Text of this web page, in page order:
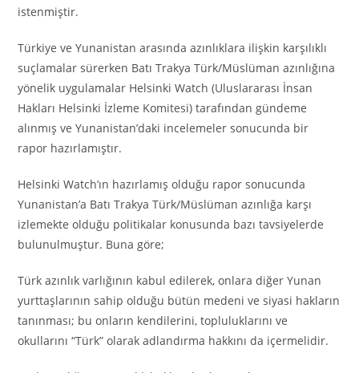
istenmiştir.
Türkiye ve Yunanistan arasında azınlıklara ilişkin karşılıklı
suçlamalar sürerken Batı Trakya Türk/Müslüman azınlığına
yönelik uygulamalar Helsinki Watch (Uluslararası İnsan
Hakları Helsinki İzleme Komitesi) tarafından gündeme
alınmış ve Yunanistan’daki incelemeler sonucunda bir
rapor hazırlamıştır.
Helsinki Watch’ın hazırlamış olduğu rapor sonucunda
Yunanistan’a Batı Trakya Türk/Müslüman azınlığa karşı
izlemekte olduğu politikalar konusunda bazı tavsiyelerde
bulunulmuştur. Buna göre;
Türk azınlık varlığının kabul edilerek, onlara diğer Yunan
yurttaşlarının sahip olduğu bütün medeni ve siyasi hakların
tanınması; bu onların kendilerini, topluluklarını ve
okullarını “Türk” olarak adlandırma hakkını da içermelidir.